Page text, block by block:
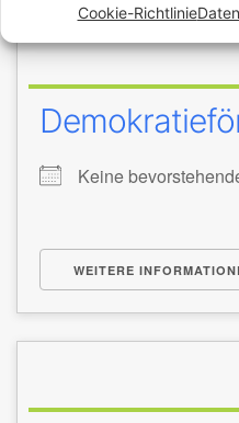
Cookie-Richtlinie
Keine
WEITERE